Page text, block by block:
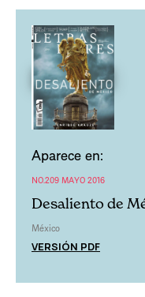
Aparece en:
NO.209 MAYO 2016
Desaliento de
México
VERSIÓN PDF